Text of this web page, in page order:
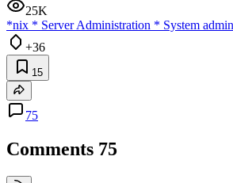
25K
*nix * Server Administration * System
+36
15
75
Comments 75